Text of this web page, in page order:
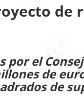
de
por el
de
de